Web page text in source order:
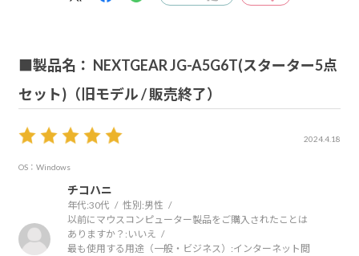
■製品名： NEXTGEAR JG-A5G6T(スターター5点
セット)（旧モデル / 販売終了）
2024.4.18
OS：Windows
チコハニ
年代:30代 性別:男性
以前にマウスコンピューター製品をご購入されたことは
ありますか？: いいえ
最も使用する用途（一般・ビジネス）:インターネット閲